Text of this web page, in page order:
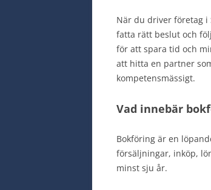
När du driver företag i
fatta rätt beslut och
för att spara tid och
att hitta en partner
kompetensmässigt.
Vad innebär
Bokföring är en
försäljningar, inköp,
minst sju år.